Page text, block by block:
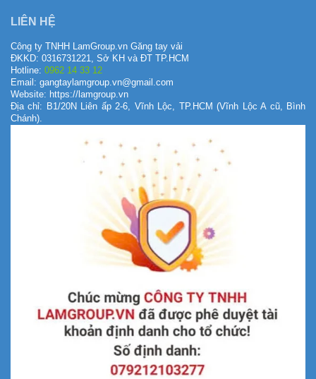
LIÊN HỆ
Công ty TNHH LamGroup.vn Găng tay vải
ĐKKD: 0316731221, Sở KH và ĐT TP.HCM
Hotline: 0962 14 33 12
Email: gangtaylamgroup.vn@gmail.com
Website: https://lamgroup.vn
Địa chỉ: B1/20N Liên ấp 2-6, Vĩnh Lộc, TP.HCM (Vĩnh Lộc A cũ, Bình
Chánh).